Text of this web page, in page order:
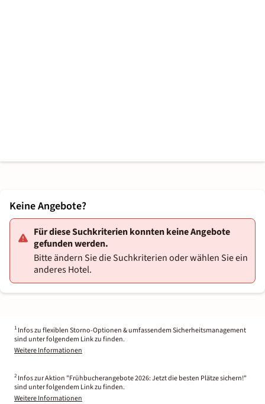
Keine Angebote?
Für diese Suchkriterien konnten keine Angebote
gefunden werden.
Bitte ändern Sie die Suchkriterien oder wählen Sie ein
anderes Hotel.
1 Infos zu flexiblen Storno-Optionen & umfassendem Sicherheitsmanagement
sind unter folgendem Link zu finden.
Weitere Informationen
2 Infos zur Aktion "Frühbucherangebote 2026: Jetzt die besten Plätze sichern!"
sind unter folgendem Link zu finden.
Weitere Informationen